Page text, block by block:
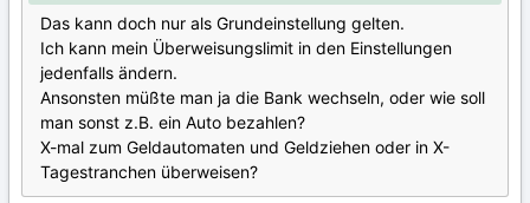
Das kann doch nur als Grundeinstellung gelten.
Ich kann mein Überweisungslimit in den Einstellungen
jedenfalls ändern.
Ansonsten müßte man ja die Bank wechseln, oder wie soll
man sonst z.B. ein Auto bezahlen?
X-mal zum Geldautomaten und Geldziehen oder in X-
Tagestranchen überweisen?